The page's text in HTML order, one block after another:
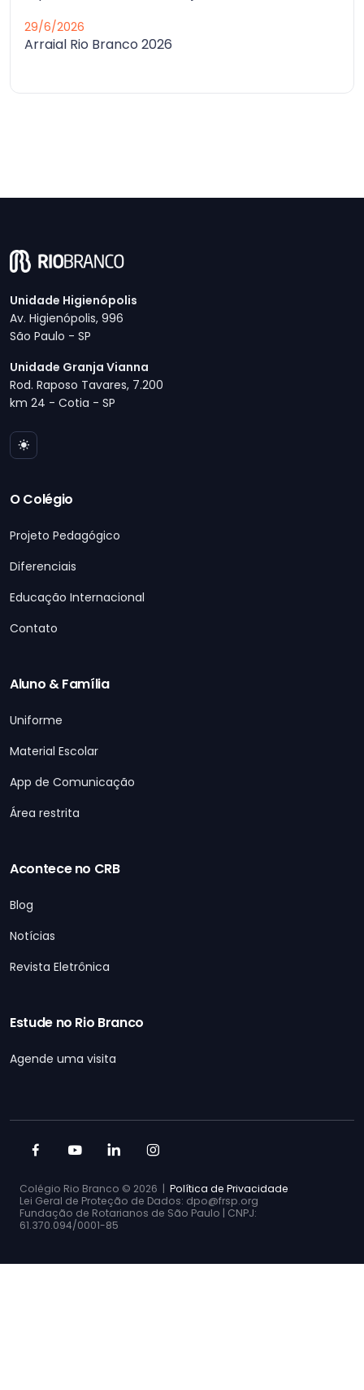
29/6/2026
Arraial Rio Branco 2026
Unidade Higienópolis
Av. Higienópolis, 996
São Paulo - SP
Unidade Granja Vianna
Rod. Raposo Tavares, 7.200
km 24 - Cotia - SP
O Colégio
Projeto Pedagógico
Diferenciais
Educação Internacional
Contato
Aluno & Família
Uniforme
Material Escolar
App de Comunicação
Área restrita
Acontece no CRB
Blog
Notícias
Revista Eletrônica
Estude no Rio Branco
Agende uma visita
Colégio Rio Branco © 2026 | Política de Privacidade
Lei Geral de Proteção de Dados: dpo@frsp.org
Fundação de Rotarianos de São Paulo | CNPJ:
61.370.094/0001-85